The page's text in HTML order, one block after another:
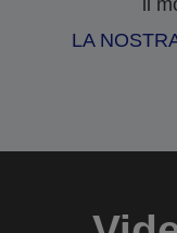
il
LA